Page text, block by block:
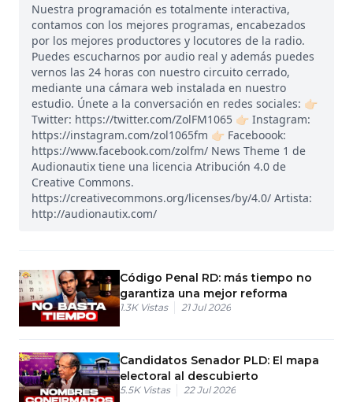
Nuestra programación es totalmente interactiva,
contamos con los mejores programas, encabezados
por los mejores productores y locutores de la radio.
Puedes escucharnos por audio real y además puedes
vernos las 24 horas con nuestro circuito cerrado,
mediante una cámara web instalada en nuestro
estudio. Únete a la conversación en redes sociales: 👉🏻
Twitter: https://twitter.com/ZolFM1065 👉🏻 Instagram:
https://instagram.com/zol1065fm 👉🏻 Faceboook:
https://www.facebook.com/zolfm/ News Theme 1 de
Audionautix tiene una licencia Atribución 4.0 de
Creative Commons.
https://creativecommons.org/licenses/by/4.0/ Artista:
http://audionautix.com/
Código Penal RD: más tiempo no
garantiza una mejor reforma
1.3K Vistas 21 Jul 2026
Candidatos Senador PLD: El mapa
electoral al descubierto
5.5K Vistas 22 Jul 2026